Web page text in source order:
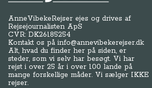
AnneVibekeRejser ejes og drives af
Rejsejournalisten ApS
CVR: DK26185254
Kontakt os påinfo@annevibekerejser.dk
Alt, hvad du finder her på siden, er
steder, som vi selv har besøgt. Vi har
rejst i over 25 år i over 100 lande på
mange forskellige måder. Vi sælger IKKE
rejser.